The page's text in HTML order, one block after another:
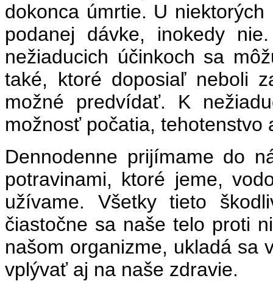
dokonca úmrtie. U
podanej dávke, inokedy
nežiaducich účinkoch sa
také, ktoré doposiaľ neboli
možné predvídať. K
možnosť počatia, tehotenstvo
Dennodenne prijímame do
potravinami, ktoré jeme,
užívame. Všetky tieto
čiastočne sa naše telo proti
našom organizme, ukladá sa
vplývať aj na naše zdravie.